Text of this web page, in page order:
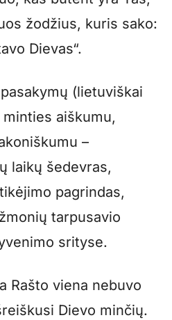
žodžius, kuris sako:
Dievas“.
(lietuviškai
aiškumu,
–
laikų šedevras,
pagrindas,
tarpusavio
srityse.
Rašto viena nebuvo
Dievo minčių.